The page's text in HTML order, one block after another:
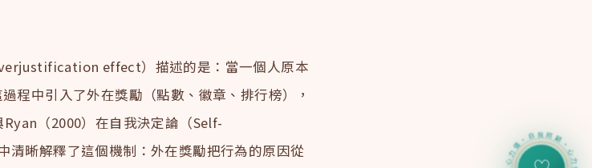
effect）描述的是：當一個人原本
程中引入了外在獎勵（點數、徽章、排行榜），
（2000）在自我決定論（Self-
晰解釋了這個機制：外在獎勵把行為的原因從